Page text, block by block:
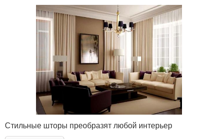
Стильные шторы преобразят любой интерьер